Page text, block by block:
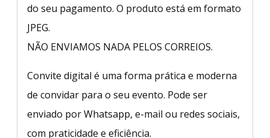
do seu pagamento. O produto está em formato
JPEG.
NÃO ENVIAMOS NADA PELOS CORREIOS.
Convite digital é uma forma prática e moderna
de convidar para o seu evento. Pode ser
enviado por Whatsapp, e-mail ou redes sociais,
com praticidade e eficiência.